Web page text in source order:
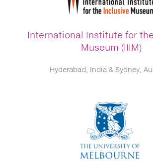
International Institute for
Museum (IIIM)
Hyderabad, India & Sydney,